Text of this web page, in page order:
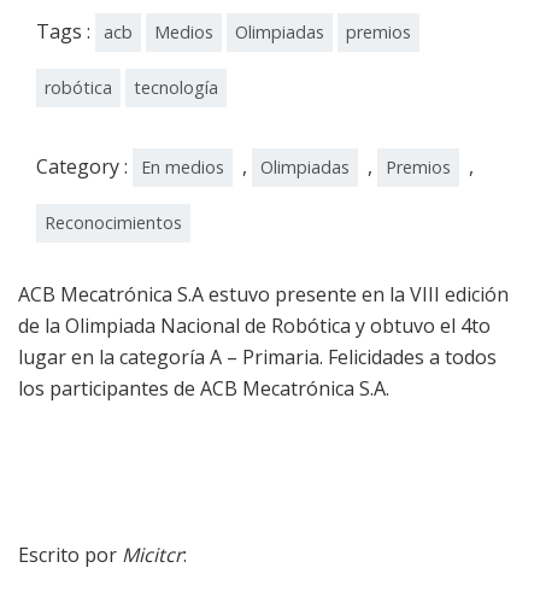
Tags : acb Medios Olimpiadas premios
robótica tecnología
Category : En medios , Olimpiadas , Premios ,
Reconocimientos
ACB Mecatrónica S.A estuvo presente en la VIII edición
de la Olimpiada Nacional de Robótica y obtuvo el 4to
lugar en la categoría A – Primaria. Felicidades a todos
los participantes de ACB Mecatrónica S.A.
Escrito por Micitcr: